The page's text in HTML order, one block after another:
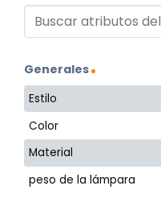
Generales
Estilo
Color
Material
peso de la lámpara